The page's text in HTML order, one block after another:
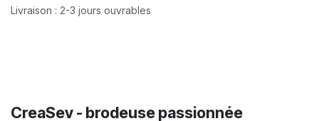
Livraison : 2-3 jours ouvrables
CreaSev - brodeuse passionnée